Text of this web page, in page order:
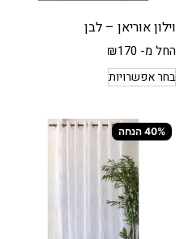
וילון אוריאן – לבן
החל מ- ₪170
בחר אפשרויות
40% הנחה